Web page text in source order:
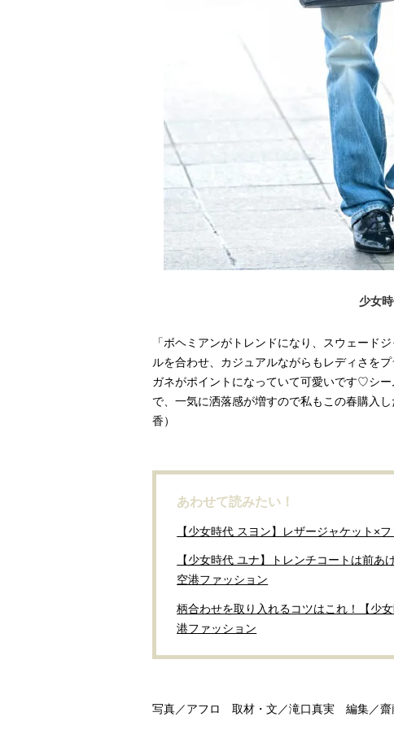
少女
「ボヘミアンがトレンドになり、スウェード
ルを合わせ、カジュアルながらもレディさを
ガネがポイントになっていて可愛いです♡シ
で、一気に洒落感が増すので私もこの春購入
香）
あわせて読みたい！
【少女時代 スヨン】レザージャケット×
【少女時代 ユナ】トレンチコートは前
空港ファッション
柄合わせを取り入れるコツはこれ！【少
港ファッション
写真／アフロ 取材・文／滝口真実 編集／齋